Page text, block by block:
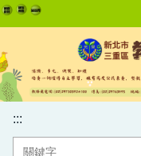
跳
到
主
要
內
區
:::